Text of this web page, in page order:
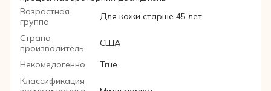
Возрастная
группа
Для кожи старше 45 лет
Страна
производитель
США
Некомедогенно
True
Классификация